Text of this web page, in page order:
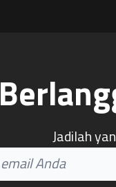
Jadilah